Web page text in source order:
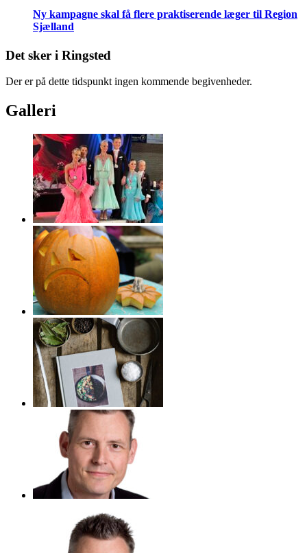
Ny kampagne skal få flere praktiserende læger til Region
Sjælland
Det sker i Ringsted
Der er på dette tidspunkt ingen kommende begivenheder.
Galleri